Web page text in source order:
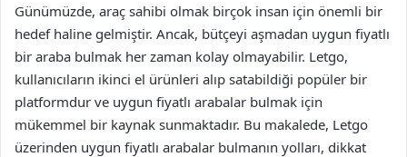
Günümüzde, araç sahibi olmak birçok insan için önemli bir
hedef haline gelmiştir. Ancak, bütçeyi aşmadan uygun fiyatlı
bir araba bulmak her zaman kolay olmayabilir. Letgo,
kullanıcıların ikinci el ürünleri alıp satabildiği popüler bir
platformdur ve uygun fiyatlı arabalar bulmak için
mükemmel bir kaynak sunmaktadır. Bu makalede, Letgo
üzerinden uygun fiyatlı arabalar bulmanın yolları, dikkat